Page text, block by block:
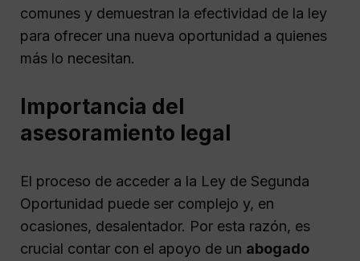
comunes y demuestran la efectividad de la ley
para ofrecer una nueva oportunidad a quienes
más lo necesitan.
Importancia del
asesoramiento legal
El proceso de acceder a la Ley de Segunda
Oportunidad puede ser complejo y, en
ocasiones, desalentador. Por esta razón, es
crucial contar con el apoyo de un abogado